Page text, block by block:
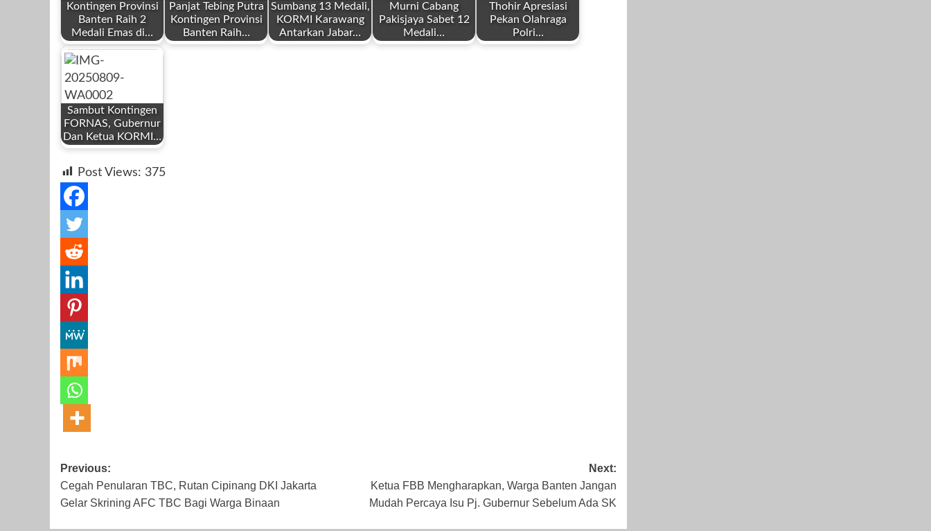
Kontingen Provinsi
Banten Raih 2
Medali Emas di…
by
Redaksi
Agustus 29, 2023
Panjat Tebing Putra
Kontingen Provinsi
Banten Raih…
Sumbang 13 Medali,
KORMI Karawang
Antarkan Jabar…
Murni Cabang
Pakisjaya Sabet 12
Medali…
Thohir Apresiasi
Pekan Olahraga
Polri…
Sambut Kontingen
FORNAS, Gubernur
Dan Ketua KORMI…
Redaksi
Agustus 8, 2025
Post Views: 375
Post
navigation
Previous:
Cegah Penularan TBC, Rutan Cipinang DKI Jakarta
Gelar Skrining AFC TBC Bagi Warga Binaan
Next:
Ketua FBB Mengharapkan, Warga Banten Jangan
Mudah Percaya Isu Pj. Gubernur Sebelum Ada SK